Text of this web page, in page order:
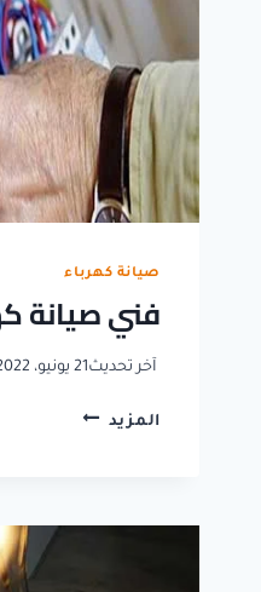
صيانة كهرباء
فني صيانة
آخر تحديث21 يونيو، 2022
المزيد فني
الرياض